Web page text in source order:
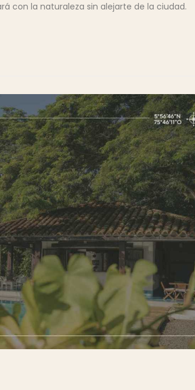
con la naturaleza sin alejarte de la ciudad.